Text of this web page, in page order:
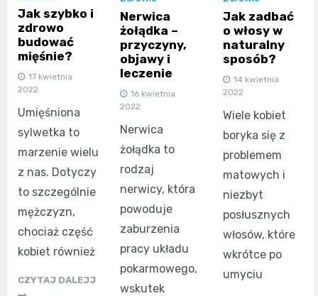
Jak szybko i
zdrowo
budować
mięśnie?
17 kwietnia
2022
Umięśniona
sylwetka to
marzenie wielu
z nas. Dotyczy
to szczególnie
mężczyzn,
chociaż część
kobiet również
CZYTAJ DALEJJ
Nerwica
żołądka –
przyczyny,
objawy i
leczenie
16 kwietnia
2022
Nerwica
żołądka to
rodzaj
nerwicy, która
powoduje
zaburzenia
pracy układu
pokarmowego,
wskutek
Jak zadbać
o włosy w
naturalny
sposób?
14 kwietnia
2022
Wiele kobiet
boryka się z
problemem
matowych i
niezbyt
posłusznych
włosów, które
wkrótce po
umyciu